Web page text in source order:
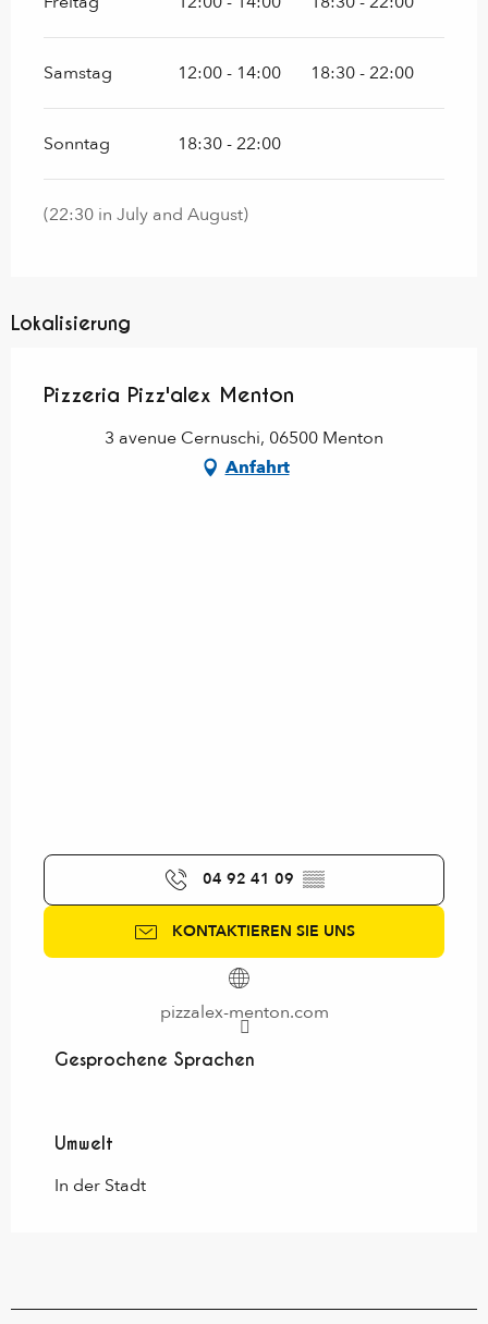
Samstag 12:00 - 14:00 18:30 - 22:00
Sonntag 18:30 - 22:00
(22:30 in July and August)
Lokalisierung
Pizzeria Pizz'alex Menton
3 avenue Cernuschi, 06500 Menton
Anfahrt
04 92 41 09 ▒▒
KONTAKTIEREN SIE UNS
pizzalex-menton.com
Gesprochene Sprachen
Gesprochene Sprachen
Umwelt
Umwelt
In der Stadt